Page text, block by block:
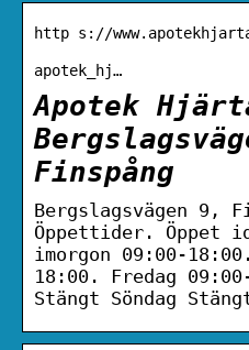
http s://
apotek_hj…
Apotek
Finspång
Bergslagsvägen 9,
Öppettider. Öppet
imorgon 09:00-
18:00. Fredag
Stängt Söndag